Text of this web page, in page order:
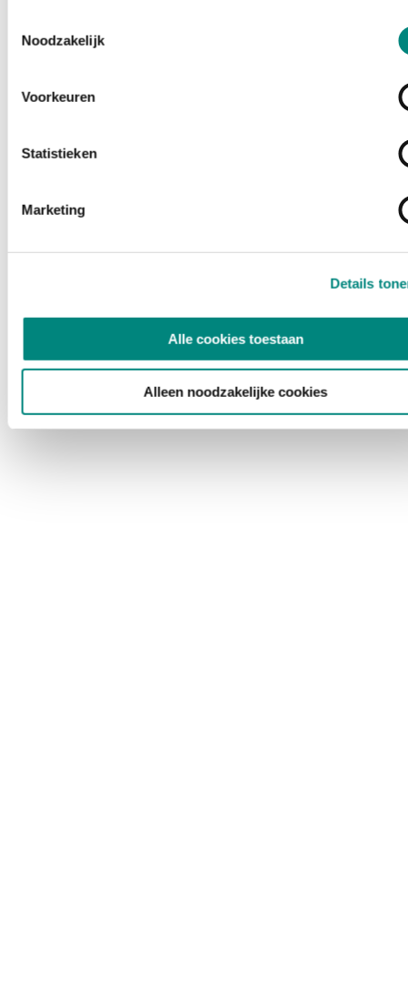
Noodzakelijk
Voorkeuren
Statistieken
Marketing
Details
Alle cookies toestaan
Alleen noodzakelijke cookies